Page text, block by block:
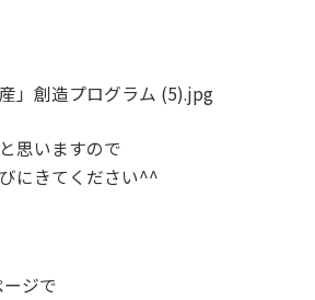
思いますので
にきてください^^
ジで